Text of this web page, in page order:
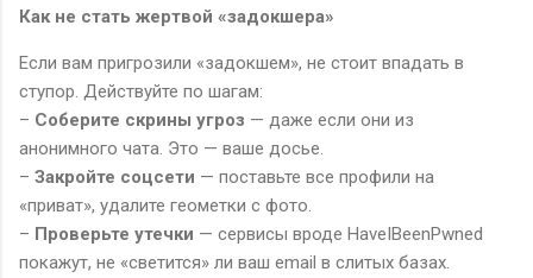
Как не стать жертвой «задокшера»
Если вам пригрозили «задокшем», не стоит впадать в
ступор. Действуйте по шагам:
– Соберите скрины угроз — даже если они из
анонимного чата. Это — ваше досье.
– Закройте соцсети — поставьте все профили на
«приват», удалите геометки с фото.
– Проверьте утечки — сервисы вроде HaveIBeenPwned
покажут, не «светится» ли ваш email в слитых базах.